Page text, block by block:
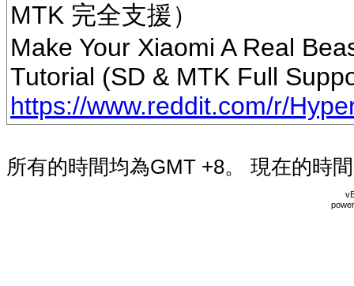
MTK 完全支援）
Make Your Xiaomi A Real
Tutorial (SD & MTK Full
https://www.reddit.com/r/
所有的時間均為GMT +8。 現在的時